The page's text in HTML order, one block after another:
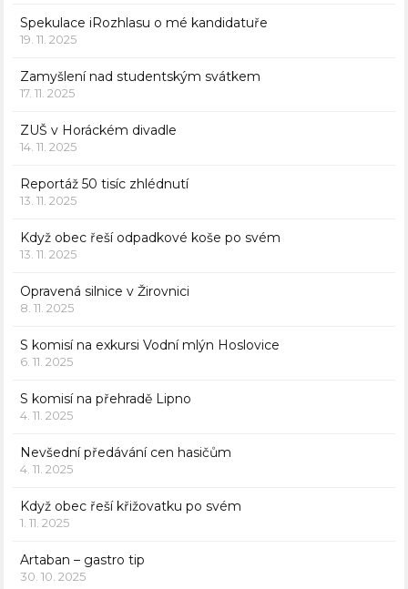
Spekulace iRozhlasu o mé kandidatuře
19. 11. 2025
Zamyšlení nad studentským svátkem
17. 11. 2025
ZUŠ v Horáckém divadle
14. 11. 2025
Reportáž 50 tisíc zhlédnutí
13. 11. 2025
Když obec řeší odpadkové koše po svém
13. 11. 2025
Opravená silnice v Žirovnici
8. 11. 2025
S komisí na exkursi Vodní mlýn Hoslovice
6. 11. 2025
S komisí na přehradě Lipno
4. 11. 2025
Nevšední předávání cen hasičům
4. 11. 2025
Když obec řeší křižovatku po svém
1. 11. 2025
Artaban – gastro tip
30. 10. 2025